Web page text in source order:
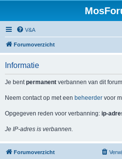
V&A
Forumoverzicht
Informatie
Je bentpermanent verbannen van dit
Neem contact op met een beheerder voor
Opgegeven reden voor verbanning: ip-
Je IP-adres is verbannen.
Forumoverzicht